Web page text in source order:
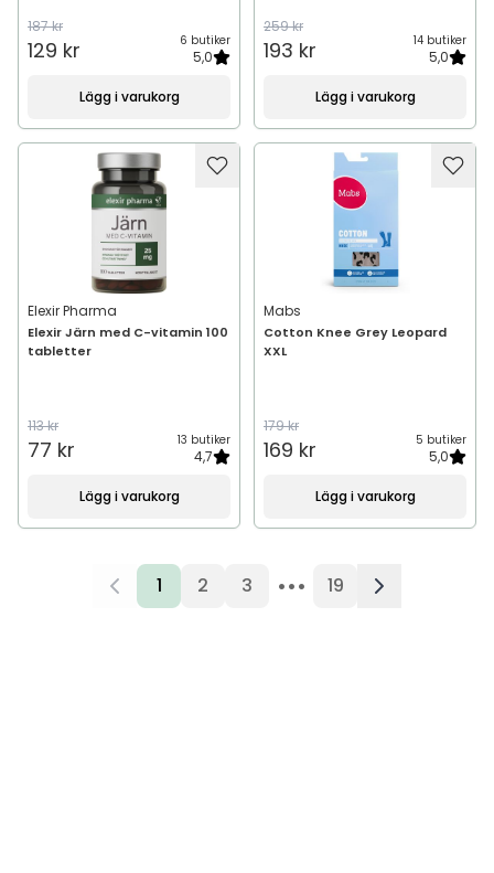
187 kr
129 kr 6 butiker
5,0
Lägg i varukorg
259 kr
193 kr 14 butiker
5,0
Lägg i varukorg
Elexir Pharma
Elexir Järn med C-vitamin 100
tabletter
113 kr
77 kr 13 butiker
4,7
Lägg i varukorg
Mabs
Cotton Knee Grey Leopard
XXL
179 kr
169 kr 5 butiker
5,0
Lägg i varukorg
1 2 3 ••• 19